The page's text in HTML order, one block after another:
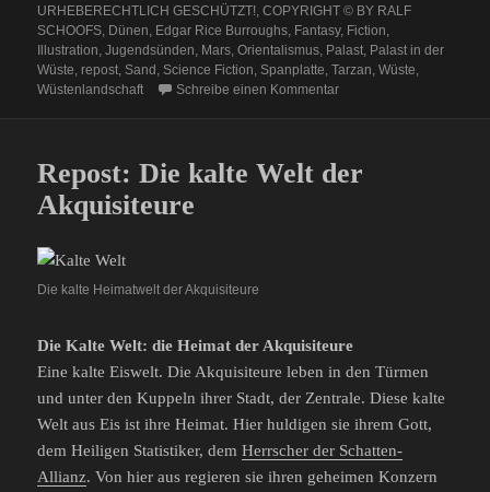
URHEBERECHTLICH GESCHÜTZT!,COPYRIGHT © BY RALF
SCHOOFS, Dünen, Edgar Rice Burroughs, Fantasy, Fiction,
Illustration,Jugendsünden, Mars,Orientalismus, Palast, Palast in der
Wüste, repost, Sand, Science Fiction, Spanplatte,Tarzan,Wüste,
Wüstenlandschaft
Schreibe einen Kommentarzu Repost:
Repost: Die kalte Welt der
Akquisiteure
Die kalte Heimatwelt der Akquisiteure
Die Kalte Welt: die Heimat der Akquisiteure
Eine kalte Eiswelt. Die Akquisiteure leben in den Türmen
und unter den Kuppeln ihrer Stadt, der Zentrale. Diese kalte
Welt aus Eis ist ihre Heimat. Hier huldigen sie ihrem Gott,
dem Heiligen Statistiker, demHerrscher der Schatten-
Allianz. Von hier aus regieren sie ihren geheimen Konzern